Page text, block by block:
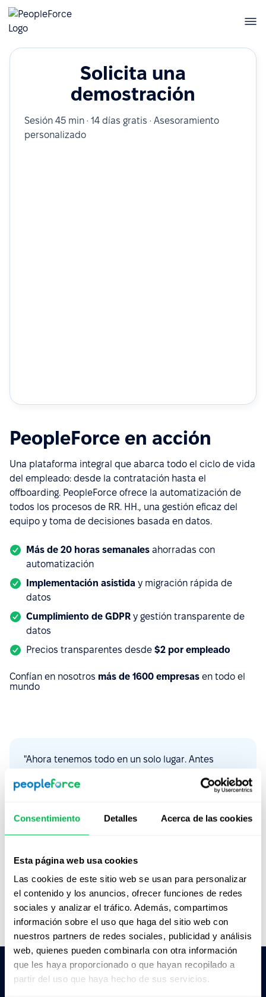
Consentimiento Detalles Acerca de las cookies
Esta página web usa cookies
Las cookies de este sitio web se usan para personalizar
el contenido y los anuncios, ofrecer funciones de redes
sociales y analizar el tráfico. Además, compartimos
información sobre el uso que haga del sitio web con
nuestros partners de redes sociales, publicidad y análisis
web, quienes pueden combinarla con otra información
que les haya proporcionado o que hayan recopilado a
partir del uso que haya hecho de sus servicios.
PeopleForce en acción
Una plataforma integral que abarca todo el ciclo de vida
del empleado: desde la contratación hasta el
offboarding. PeopleForce ofrece la automatización de
todos los procesos de RR. HH., una gestión eficaz del
equipo y toma de decisiones basada en datos.
Más de 20 horas semanales ahorradas con
automatización
Implementación asistida y migración rápida de
datos
Cumplimiento de GDPR y gestión transparente de
datos
Precios transparentes desde $2 por empleado
Confían en nosotros más de 1600 empresas en todo el
mundo
"Ahora tenemos todo en un solo lugar. Antes
función. PeopleForce nos ayuda muchísimo a
descubrimos nuevas funciones constantemente,
People Operations Coordinator,
CPAs
Solicita una
demostración
Sesión 45 min · 14 días gratis · Asesoramiento
personalizado